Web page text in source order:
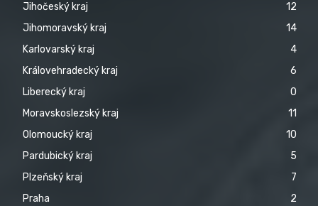
Jihočeský kraj
12
Jihomoravský kraj
14
Karlovarský kraj
4
Královehradecký kraj
6
Liberecký kraj
0
Moravskoslezský kraj
11
Olomoucký kraj
10
Pardubický kraj
5
Plzeňský kraj
7
Praha
2